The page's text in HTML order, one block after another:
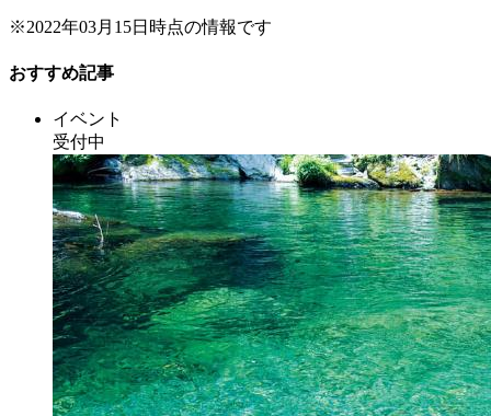
※2022年03月15日時点の情報です
おすすめ記事
イベント
受付中